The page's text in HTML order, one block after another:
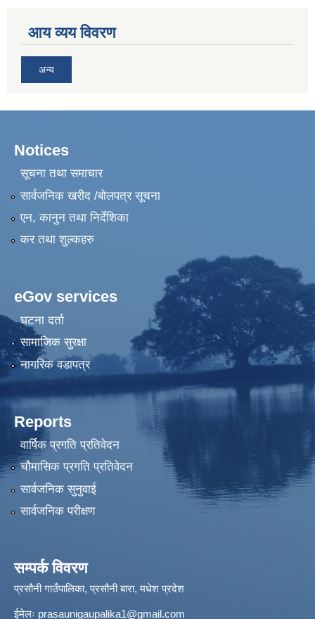
आय व्यय विवरण
अन्य
Notices
सूचना तथा समाचार
सार्वजनिक खरीद /बोलपत्र सूचना
एन, कानुन तथा निर्देशिका
कर तथा शुल्कहरु
eGov services
घटना दर्ता
सामाजिक सुरक्षा
नागरिक वडापत्र
Reports
वार्षिक प्रगति प्रतिवेदन
चौमासिक प्रगति प्रतिवेदन
सार्वजनिक सुनुवाई
सार्वजनिक परीक्षण
सम्पर्क विवरण
प्रसौनी गाउँपालिका, प्रसौनी बारा, मधेश प्रदेश
ईमेलः prasaunigaupalika1@gmail.com